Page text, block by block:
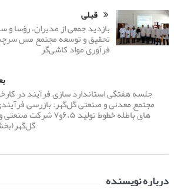
قبلی
بازدید جمعی از مدیران، رؤسا
تحقیق و توسعه مجتمع مس
فرآوری مواد کاشی‌گر
جلسه هفتگی استاندارد سازی فرآیند در
مجتمع معدنی و صنعتی گل‌گهر: بازرسی
های باطله خطوط تولید ۶،۵و۷
درباره نویسنده